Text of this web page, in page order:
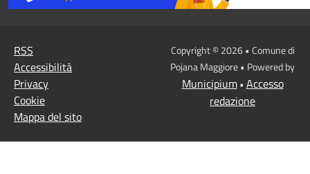
RSS
Accessibilità
Privacy
Cookie
Mappa del sito
Copyright © 2026 • Comune di
Pojana Maggiore • Powered by
Municipium• Accesso
redazione